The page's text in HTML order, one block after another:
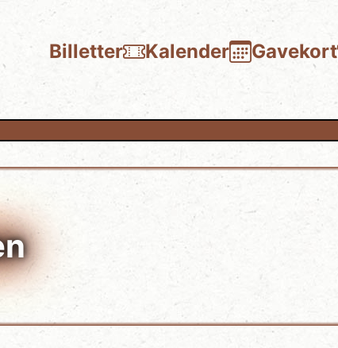
Billetter Kalender Gavekort